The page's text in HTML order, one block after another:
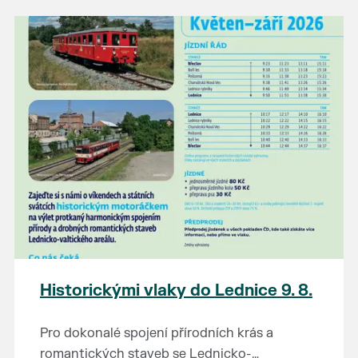
Prodejce prosíme tradičně o příchod 30
minut před začátkem, aby si vše na
prodejních místech stihli přichystat. Pokud
plánujete přijít a chcete rezervovat prodejní
místo, potvrďte prosím účast přes email
petr.vlasak@breclav.eu nebo zde v události,
ať víme, s kolika lidmi máme počítat. Počet
prodejních míst je omezen.
Těšíme se jako vždy!
Historickými vlaky do Lednice 9. 8.
Pro dokonalé spojení přírodních krás a
romantických staveb se Lednicko-